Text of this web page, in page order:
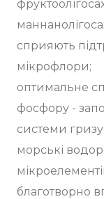
сприяють
мікрофлори;
оптимальне
фосфору -
системи
морські
благотворно